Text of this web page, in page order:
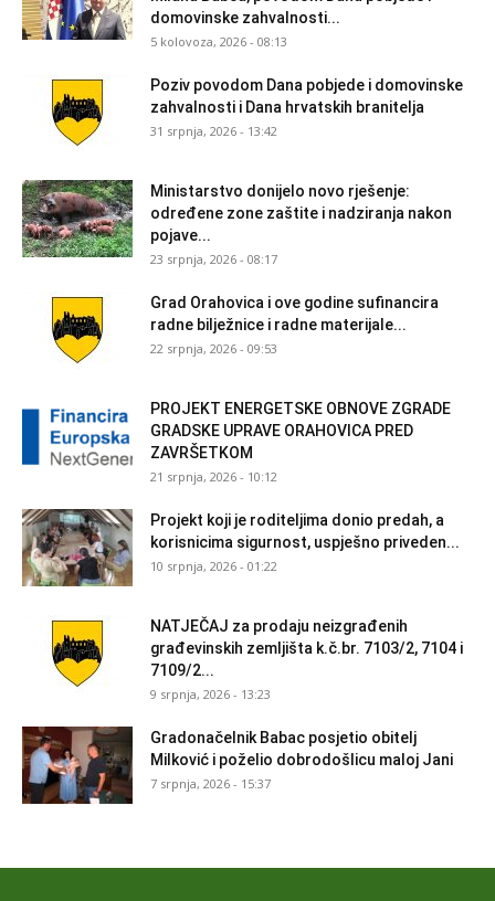
domovinske zahvalnosti...
5 kolovoza, 2026 - 08:13
Poziv povodom Dana pobjede i domovinske
zahvalnosti i Dana hrvatskih branitelja
31 srpnja, 2026 - 13:42
Ministarstvo donijelo novo rješenje:
određene zone zaštite i nadziranja nakon
pojave...
23 srpnja, 2026 - 08:17
Grad Orahovica i ove godine sufinancira
radne bilježnice i radne materijale...
22 srpnja, 2026 - 09:53
PROJEKT ENERGETSKE OBNOVE ZGRADE
GRADSKE UPRAVE ORAHOVICA PRED
ZAVRŠETKOM
21 srpnja, 2026 - 10:12
Projekt koji je roditeljima donio predah, a
korisnicima sigurnost, uspješno priveden...
10 srpnja, 2026 - 01:22
NATJEČAJ za prodaju neizgrađenih
građevinskih zemljišta k.č.br. 7103/2, 7104 i
7109/2...
9 srpnja, 2026 - 13:23
Gradonačelnik Babac posjetio obitelj
Milković i poželio dobrodošlicu maloj Jani
7 srpnja, 2026 - 15:37